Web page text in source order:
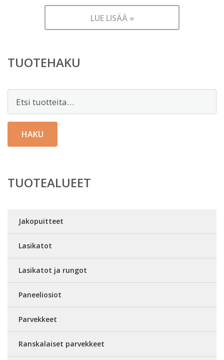
LUE LISÄÄ »
TUOTEHAKU
HAKU
TUOTEALUEET
Jakopuitteet
Lasikatot
Lasikatot ja rungot
Paneeliosiot
Parvekkeet
Ranskalaiset parvekkeet